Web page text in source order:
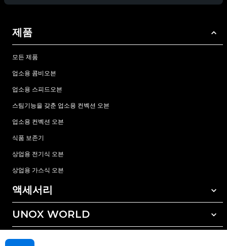
제품
모든 제품
업소용 콤비오븐
업소용 스피드오븐
스팀기능을 갖춘 업소용 컨벡션 오븐
업소용 컨벡션 오븐
식품 보존기
상업용 전기식 오븐
상업용 가스식 오븐
액세서리
모든 액세서리
자동세척 세정제
UNOX WORLD
전세계 지사
서비스